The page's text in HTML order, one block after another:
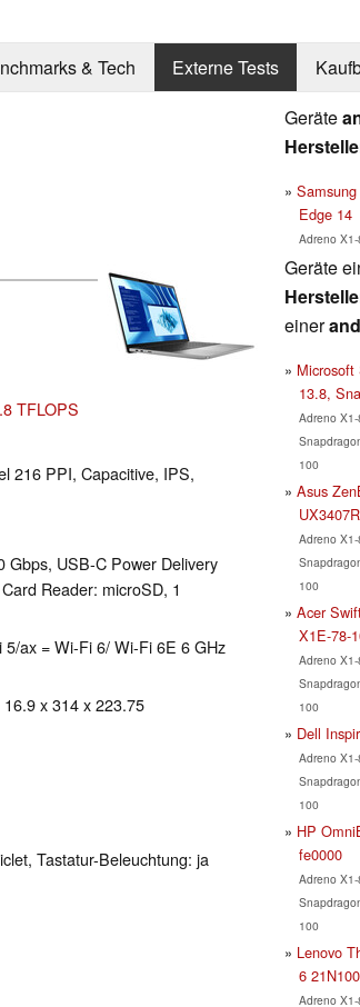
& Tech Externe Tests
TFLOPS
216 PPI, Capacitive, IPS,
Gbps, USB-C Power Delivery
Reader: microSD, 1
ax = Wi-Fi 6/ Wi-Fi 6E 6 GHz
x 314 x 223.75
Tastatur-Beleuchtung: ja
Geräte
Edge 14
Adreno
Geräte
einer
13.8,
Adreno
100
Asus
Adreno
100
Acer
X1E-78-
Adreno
100
Dell
Adreno
100
HP
fe0000
Adreno
100
Lenovo
6
Adreno